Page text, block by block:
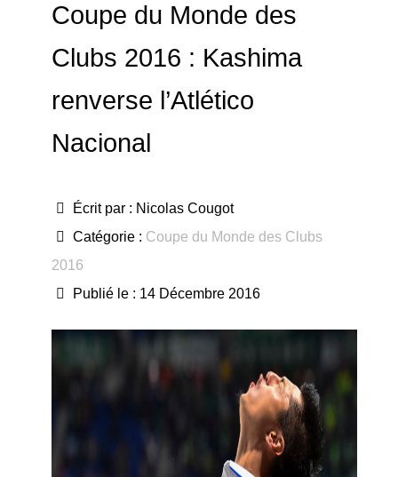
Coupe du Monde des
Clubs 2016 : Kashima
renverse l’Atlético
Nacional
Écrit par : Nicolas Cougot
Catégorie : Coupe du Monde des Clubs
2016
Publié le : 14 Décembre 2016